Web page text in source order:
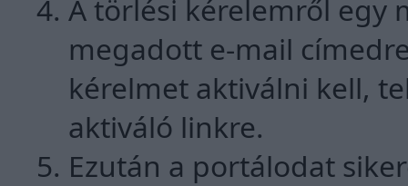
A törlési kérelemről egy
megadott e-mail
kérelmet aktiválni kell,
aktiváló linkre.
Ezután a portálodat